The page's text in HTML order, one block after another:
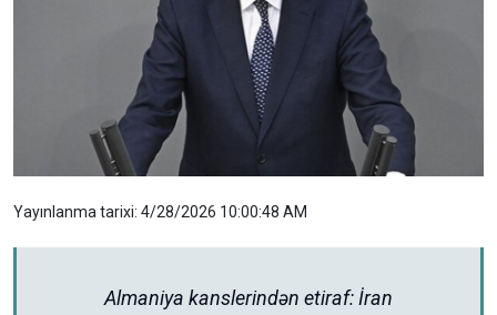
Yayınlanma tarixi: 4/28/2026 10:00:48 AM
Almaniya kanslerindən etiraf: İran